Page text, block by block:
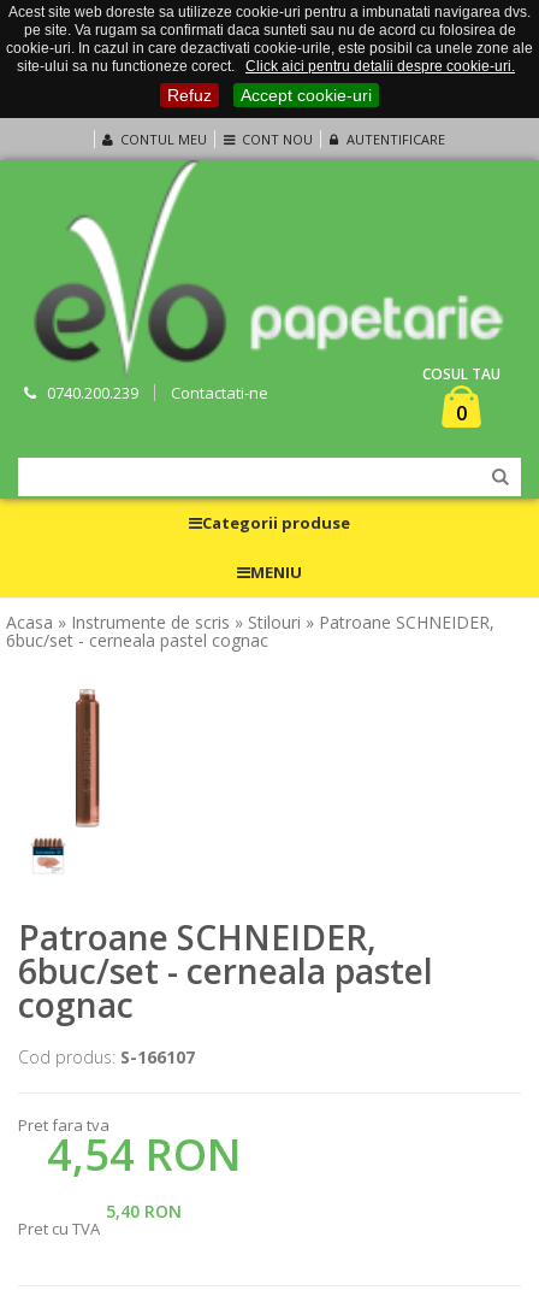
Acest site web doreste sa utilizeze cookie-uri pentru a imbunatati navigarea dvs.
pe site. Va rugam sa confirmati daca sunteti sau nu de acord cu folosirea de
cookie-uri. In cazul in care dezactivati cookie-urile, este posibil ca unele zone ale
site-ului sa nu functioneze corect.
Click aici pentru detalii despre cookie-uri.
Refuz Accept cookie-uri
CONTUL MEU CONT NOU AUTENTIFICARE
0740.200.239 Contactati-ne
COSUL TAU
0
Categorii produse
MENIU
Acasa » Instrumente de scris » Stilouri » Patroane SCHNEIDER,
6buc/set - cerneala pastel cognac
Patroane SCHNEIDER,
6buc/set - cerneala pastel
cognac
Cod produs: S-166107
Pret fara tva
4,54 RON
5,40 RON
Pret cu TVA